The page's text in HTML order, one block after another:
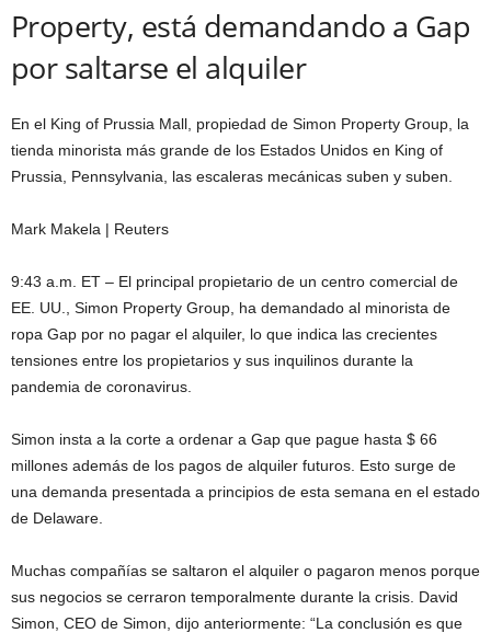
Property, está demandando a Gap
por saltarse el alquiler
En el King of Prussia Mall, propiedad de Simon Property Group, la
tienda minorista más grande de los Estados Unidos en King of
Prussia, Pennsylvania, las escaleras mecánicas suben y suben.
Mark Makela | Reuters
9:43 a.m. ET – El principal propietario de un centro comercial de
EE. UU., Simon Property Group, ha demandado al minorista de
ropa Gap por no pagar el alquiler, lo que indica las crecientes
tensiones entre los propietarios y sus inquilinos durante la
pandemia de coronavirus.
Simon insta a la corte a ordenar a Gap que pague hasta $ 66
millones además de los pagos de alquiler futuros. Esto surge de
una demanda presentada a principios de esta semana en el estado
de Delaware.
Muchas compañías se saltaron el alquiler o pagaron menos porque
sus negocios se cerraron temporalmente durante la crisis. David
Simon, CEO de Simon, dijo anteriormente: “La conclusión es que